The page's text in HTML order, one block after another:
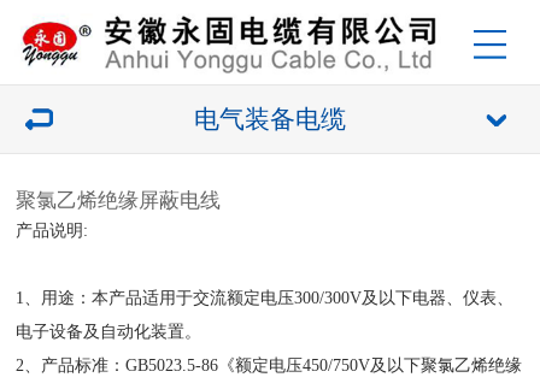
电气装备电缆
聚氯乙烯绝缘屏蔽电线
产品说明:
1、用途：本产品适用于交流额定电压300/300V及以下电器、仪表、
电子设备及自动化装置。
2、产品标准：GB5023.5-86《额定电压450/750V及以下聚氯乙烯绝缘